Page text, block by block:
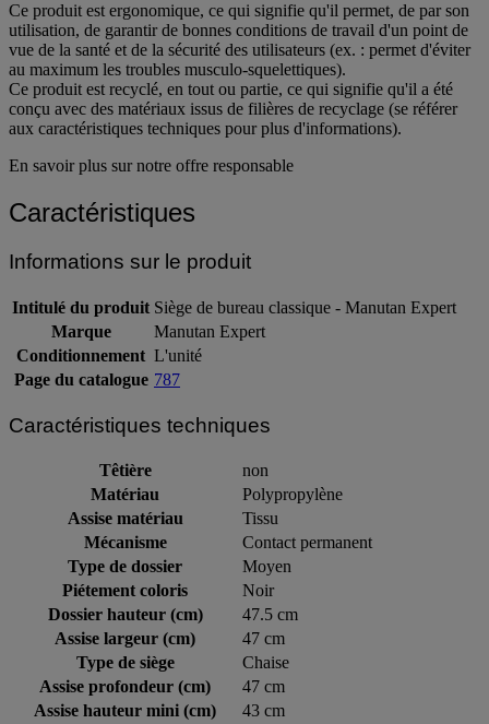
Ce produit est ergonomique, ce qui signifie qu'il permet, de par son
utilisation, de garantir de bonnes conditions de travail d'un point de
vue de la santé et de la sécurité des utilisateurs (ex. : permet d'éviter
au maximum les troubles musculo-squelettiques).
Ce produit est recyclé, en tout ou partie, ce qui signifie qu'il a été
conçu avec des matériaux issus de filières de recyclage (se référer
aux caractéristiques techniques pour plus d'informations).
En savoir plus sur notre offre responsable
Caractéristiques
Informations sur le produit
Intitulé du produit Siège de bureau classique - Manutan Expert
Marque
Manutan Expert
Conditionnement L'unité
Page du catalogue 787
Caractéristiques techniques
Têtière
non
Matériau
Polypropylène
Assise matériau
Tissu
Mécanisme
Contact permanent
Type de dossier
Moyen
Piétement coloris
Noir
Dossier hauteur (cm)
47.5 cm
Assise largeur (cm)
47 cm
Type de siège
Chaise
Assise profondeur (cm)
47 cm
Assise hauteur mini (cm)
43 cm